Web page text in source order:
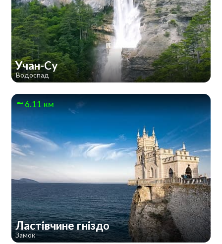
Учан-Су
Водоспад
6.11 км
Ластівчине гніздо
Замок